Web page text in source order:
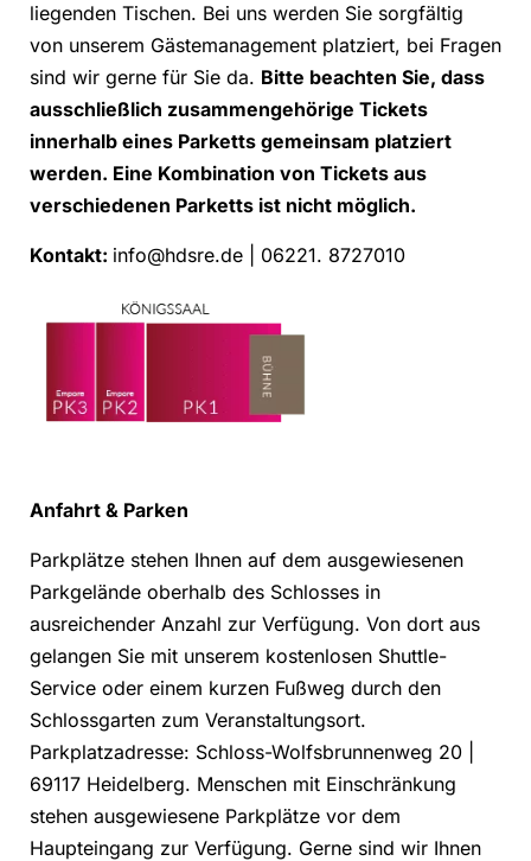
liegenden Tischen. Bei uns werden Sie sorgfältig
von unserem Gästemanagement platziert, bei Fragen
sind wir gerne für Sie da. Bitte beachten Sie, dass
ausschließlich zusammengehörige Tickets
innerhalb eines Parketts gemeinsam platziert
werden. Eine Kombination von Tickets aus
verschiedenen Parketts ist nicht möglich.
Kontakt: info@hdsre.de | 06221. 8727010
Anfahrt & Parken
Parkplätze stehen Ihnen auf dem ausgewiesenen
Parkgelände oberhalb des Schlosses in
ausreichender Anzahl zur Verfügung. Von dort aus
gelangen Sie mit unserem kostenlosen Shuttle-
Service oder einem kurzen Fußweg durch den
Schlossgarten zum Veranstaltungsort.
Parkplatzadresse: Schloss-Wolfsbrunnenweg 20 |
69117 Heidelberg. Menschen mit Einschränkung
stehen ausgewiesene Parkplätze vor dem
Haupteingang zur Verfügung. Gerne sind wir Ihnen